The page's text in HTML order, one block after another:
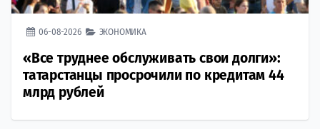
06-08-2026 ЭКОНОМИКА
«Все труднее обслуживать свои долги»:
татарстанцы просрочили по кредитам 44
млрд рублей